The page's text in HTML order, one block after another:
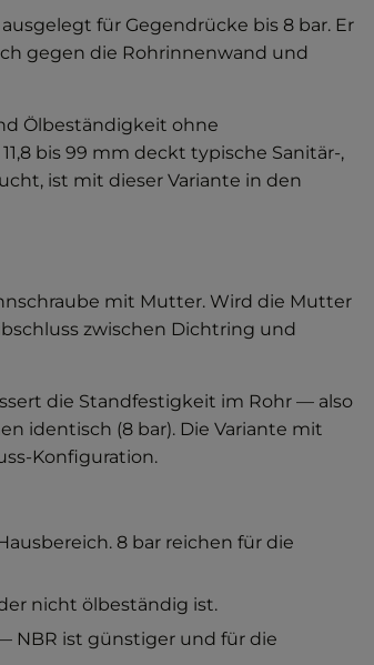
für Gegendrücke bis 8 bar. Er
gegen die Rohrinnenwand und
Ölbeständigkeit ohne
bis 99 mm deckt typische Sanitär-,
ist mit dieser Variante in den
mit Mutter. Wird die Mutter
zwischen Dichtring und
die Standfestigkeit im Rohr — also
identisch (8 bar). Die Variante mit
Konfiguration.
8 bar reichen für die
nicht ölbeständig ist.
NBR ist günstiger und für die